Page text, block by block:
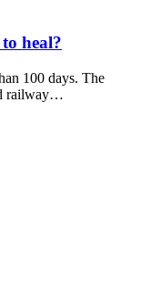
heal?
100 days. The
railway…